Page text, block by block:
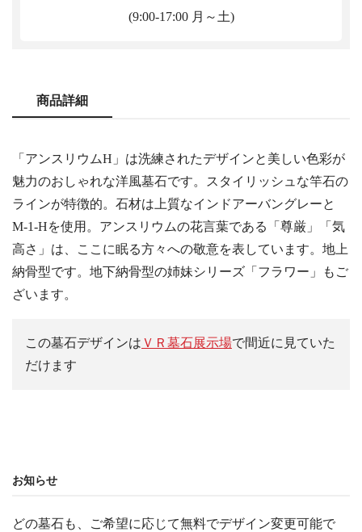
(9:00-17:00 月～土)
商品詳細
「アンスリウムH」は洗練されたデザインと美しい色彩が
魅力のおしゃれな洋風墓石です。スタイリッシュな竿石の
ラインが特徴的。石材は上質なインドアーバングレーと
M-1-Hを使用。アンスリウムの花言葉である「尊厳」「気
高さ」は、ここに眠る方々への敬意を表しています。地上
納骨型です。地下納骨型の姉妹シリーズ「フラワー」もご
ざいます。
この墓石デザインは ＶＲ墓石展示場で間近に見ていた
だけます
お知らせ
どの墓石も、ご希望に応じて無料でデザイン変更可能で